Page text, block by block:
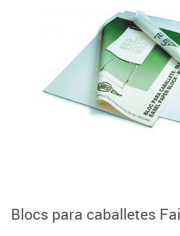
Blocs para caballetes